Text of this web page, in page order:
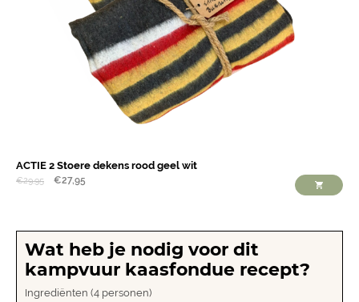
ACTIE 2 Stoere dekens rood geel wit
€29,95 €27,95
Wat heb je nodig voor dit
kampvuur kaasfondue recept?
Ingrediënten (4 personen)